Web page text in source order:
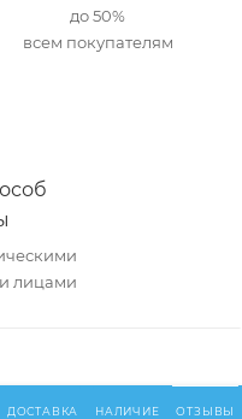
до 50%
всем покупателям
лицами
ДОСТАВКА НАЛИЧИЕ ОТЗЫВЫ